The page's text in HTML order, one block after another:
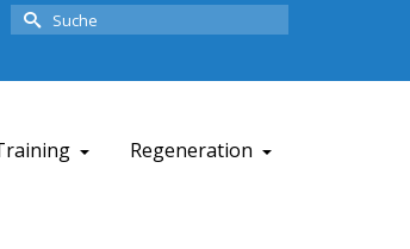
Suche
nach:
Regeneration